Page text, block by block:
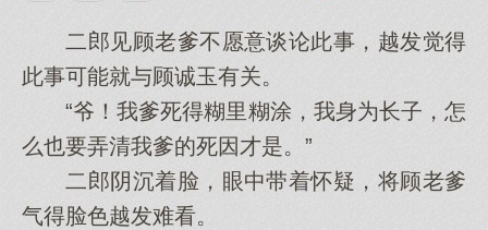
二郎见顾老爹不愿意谈论此事，越发觉得
此事可能就与顾诚玉有关。
“爷！我爹死得糊里糊涂，我身为长子，怎
么也要弄清我爹的死因才是。”
二郎阴沉着脸，眼中带着怀疑，将顾老爹
气得脸色越发难看。